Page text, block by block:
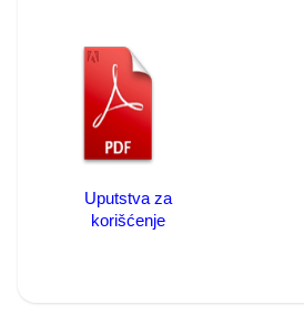
Uputstva za
korišćenje